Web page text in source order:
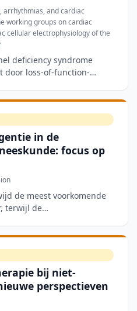
arrhythmias, and cardiac
working groups on cardiac
cellular electrophysiology of the
deficiency syndrome
door loss-of-function-
in de
focus op
de meest voorkomende
terwijl de
bij niet-
perspectieven